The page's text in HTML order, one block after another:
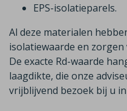
EPS-isolatieparels.
Al deze materialen
isolatiewaarde en
De exacte Rd-waarde
laagdikte, die onze
vrijblijvend bezoek bij u in